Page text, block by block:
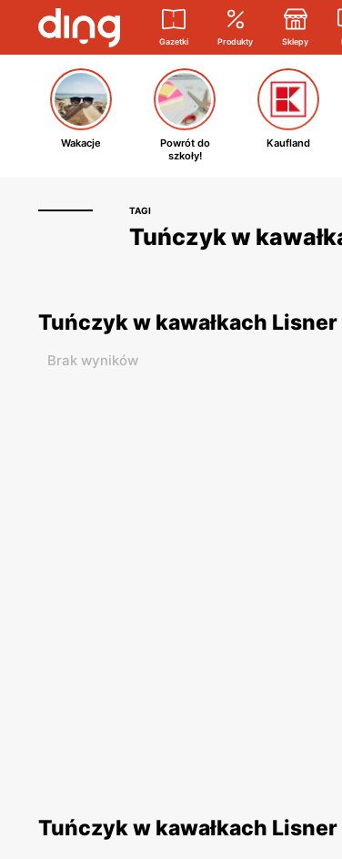
Gazetki Produkty Sklepy
Wakacje
Powrót do
szkoły!
Kaufland
TAGI
Tuńczyk w
Tuńczyk w kawałkach
Brak wyników
Tuńczyk w kawałkach